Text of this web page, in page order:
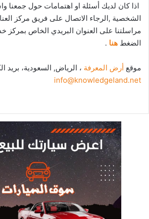
اذا كان لديك أسئلة او اهتمامات حول جمعنا
الشخصية ,الرجاء الاتصال على فريق مركز
مراسلتنا على العنوان البريدي الخاص بمركز
الضغط هنا .
موقع أرض المعرفة ، الرياض, السعودية، بريد
info@knowledgeland.net